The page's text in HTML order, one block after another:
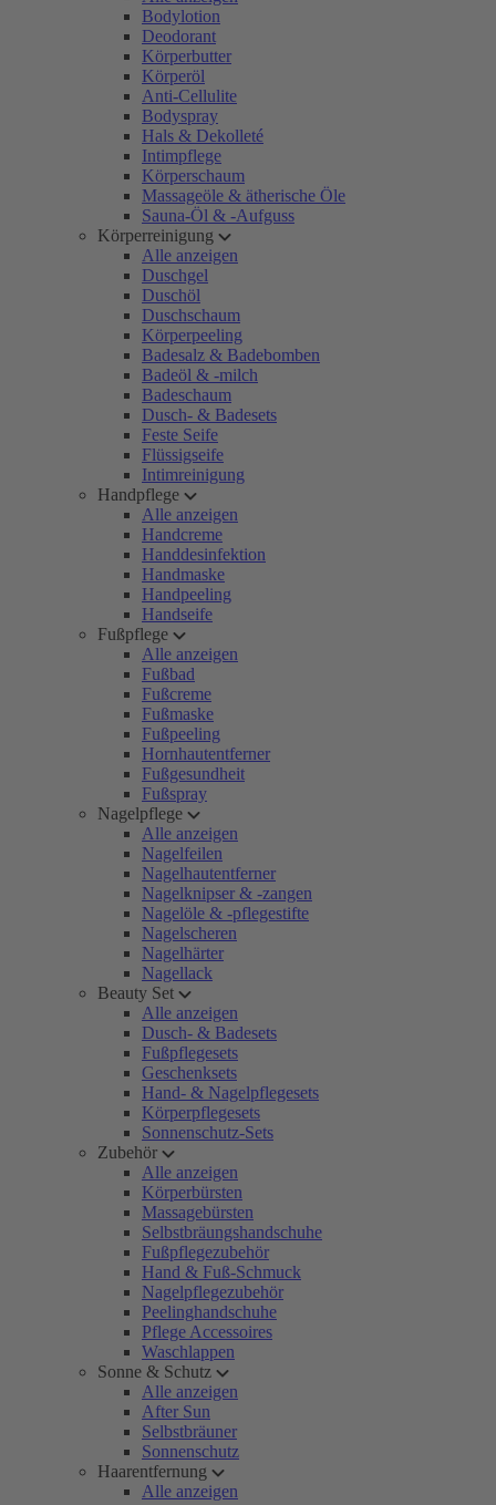
Bodylotion
Deodorant
Körperbutter
Körperöl
Anti-Cellulite
Bodyspray
Hals & Dekolleté
Intimpflege
Körperschaum
Massageöle & ätherische Öle
Sauna-Öl & -Aufguss
Körperreinigung
Alle anzeigen
Duschgel
Duschöl
Duschschaum
Körperpeeling
Badesalz & Badebomben
Badeöl & -milch
Badeschaum
Dusch- & Badesets
Feste Seife
Flüssigseife
Intimreinigung
Handpflege
Alle anzeigen
Handcreme
Handdesinfektion
Handmaske
Handpeeling
Handseife
Fußpflege
Alle anzeigen
Fußbad
Fußcreme
Fußmaske
Fußpeeling
Hornhautentferner
Fußgesundheit
Fußspray
Nagelpflege
Alle anzeigen
Nagelfeilen
Nagelhautentferner
Nagelknipser & -zangen
Nagelöle & -pflegestifte
Nagelscheren
Nagelhärter
Nagellack
Beauty Set
Alle anzeigen
Dusch- & Badesets
Fußpflegesets
Geschenksets
Hand- & Nagelpflegesets
Körperpflegesets
Sonnenschutz-Sets
Zubehör
Alle anzeigen
Körperbürsten
Massagebürsten
Selbstbräungshandschuhe
Fußpflegezubehör
Hand & Fuß-Schmuck
Nagelpflegezubehör
Peelinghandschuhe
Pflege Accessoires
Waschlappen
Sonne & Schutz
Alle anzeigen
After Sun
Selbstbräuner
Sonnenschutz
Haarentfernung
Alle anzeigen